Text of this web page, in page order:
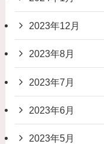
2023年12月
2023年8月
2023年7月
2023年6月
2023年5月